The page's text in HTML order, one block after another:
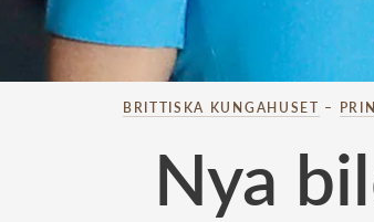
BRITTISKA KUNGAHUSET –
Nya